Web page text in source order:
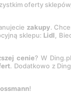
oferty
zakupy.
sklepu: Lidl,
cenie? W Ding.pl
. Dodatkowo z
!